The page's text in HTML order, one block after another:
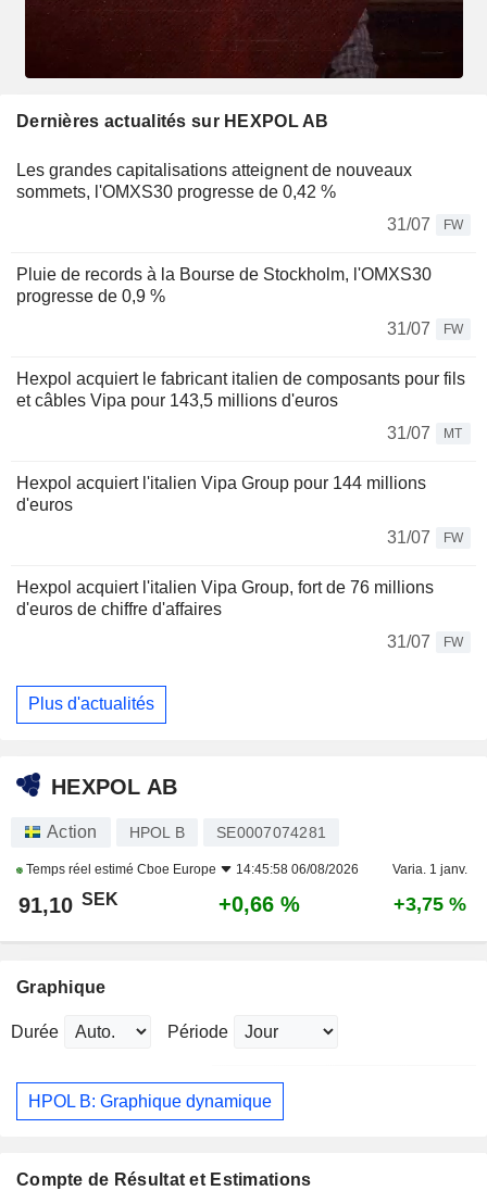
Dernières actualités sur HEXPOL AB
Les grandes capitalisations atteignent de nouveaux
sommets, l'OMXS30 progresse de 0,42 %
31/07
FW
Pluie de records à la Bourse de Stockholm, l'OMXS30
progresse de 0,9 %
31/07
FW
Hexpol acquiert le fabricant italien de composants pour fils
et câbles Vipa pour 143,5 millions d'euros
31/07
MT
Hexpol acquiert l'italien Vipa Group pour 144 millions
d'euros
31/07
FW
Hexpol acquiert l'italien Vipa Group, fort de 76 millions
d'euros de chiffre d'affaires
31/07
FW
Plus d'actualités
HEXPOL AB
Action HPOL B SE0007074281
Temps réel estimé Cboe Europe 14:45:58 06/08/2026 Varia. 1 janv.
91,10 SEK +0,66 % +3,75 %
Graphique
Durée Période
HPOL B: Graphique dynamique
Compte de Résultat et Estimations